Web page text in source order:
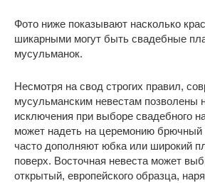
Фото ниже показывают насколько
шикарными могут быть свадебные
мусульманок.
Несмотря на свод строгих правил,
мусульманским невестам позволены
исключения при выборе свадебного
может надеть на церемонию брючный
часто дополняют юбка или широкий
поверх. Восточная невеста может
открытый, европейского образца,